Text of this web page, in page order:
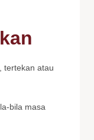
tertekan atau
bila masa